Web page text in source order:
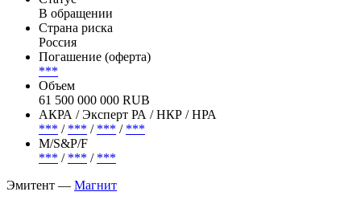
В обращении
Страна риска
Россия
Погашение (оферта)
***
Объем
61 500 000 000 RUB
АКРА / Эксперт РА / НКР / НРА
*** / *** / *** / ***
М/S&P/F
*** / *** / ***
Эмитент — Магнит